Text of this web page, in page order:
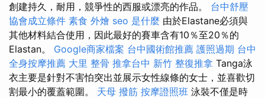
創建持久，耐用，競爭性的西服或漂亮的作品。 台中舒壓
協會成立條件 素食 外燴 seo 是什麼 由於Elastane必須與
其他材料結合使用，因此最好的賽車含有10％至20％的
Elastan。 Google商家檔案 台中國術館推薦 護照過期 台中
全身按摩推薦 大里 整骨 推拿台中 新竹 整復推拿 Tanga泳
衣主要是針對不害怕突出並展示女性線條的女士，並喜歡切
割最小的覆蓋範圍。 天母 撥筋 按摩證照班 泳裝不僅是時